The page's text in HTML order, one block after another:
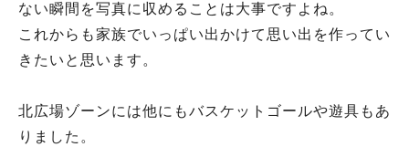
ない瞬間を写真に収めることは大事ですよね。
これからも家族でいっぱい出かけて思い出を作ってい
きたいと思います。
北広場ゾーンには他にもバスケットゴールや遊具もあ
りました。